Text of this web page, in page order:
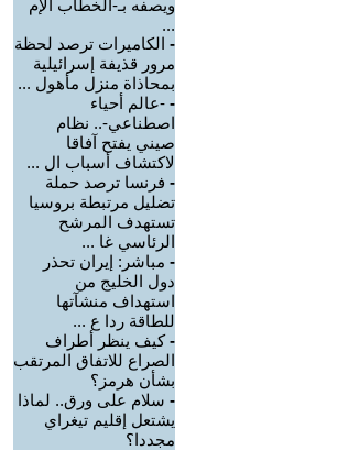
ويصفه بـ-الخطاب الإم
...
- الكاميرات ترصد لحظة
مرور قذيفة إسرائيلية
بمحاذاة منزل مأهول ...
- -عالم أحياء
اصطناعي-.. نظام
صيني يفتح آفاقا
لاكتشاف أسباب ال ...
- فرنسا ترصد حملة
تضليل مرتبطة بروسيا
تستهدف المرشح
الرئاسي غا ...
- مباشر: إيران تحذر
دول الخليج من
استهداف منشآتها
للطاقة ردا ع ...
-كيف ينظر أطراف
الصراع للاتفاق المرتقب
بشأن هرمز؟
- سلام على ورق.. لماذا
يشتعل إقليم تيغراي
مجددا؟